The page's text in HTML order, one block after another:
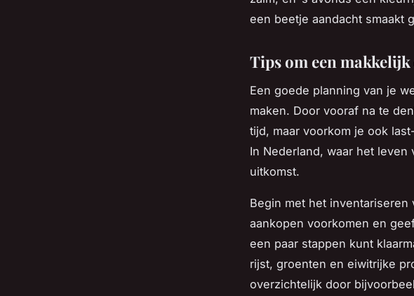
een beetje aandacht smaakt
Tips om een
Een goede planning van je
maken. Door vooraf na te
tijd, maar voorkom je ook
In Nederland, waar het
uitkomst.
Begin met het
aankopen voorkomen en
een paar stappen kunt
rijst, groenten en eiwitrijke
overzichtelijk door